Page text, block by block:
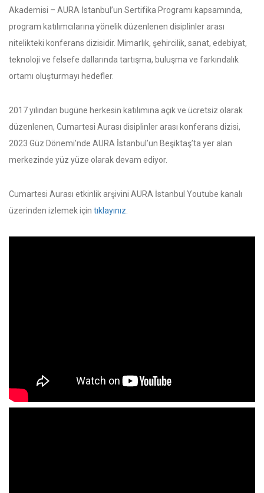
Akademisi – AURA İstanbul’un Sertifika Programı kapsamında,
program katılımcılarına yönelik düzenlenen disiplinler arası
nitelikteki konferans dizisidir. Mimarlık, şehircilik, sanat, edebiyat,
teknoloji ve felsefe dallarında tartışma, buluşma ve farkındalık
ortamı oluşturmayı hedefler.
2017 yılından bugüne herkesin katılımına açık ve ücretsiz olarak
düzenlenen, Cumartesi Aurası disiplinler arası konferans dizisi,
2023 Güz Dönemi’nde AURA İstanbul’un Beşiktaş’ta yer alan
merkezinde yüz yüze olarak devam ediyor.
Cumartesi Aurası etkinlik arşivini AURA İstanbul Youtube kanalı
üzerinden izlemek için tıklayınız